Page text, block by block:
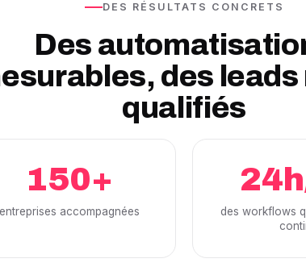
DES RÉSULTATS CONCRETS
Des
des
qualifiés
150+
entreprises accompagnées
des workflows